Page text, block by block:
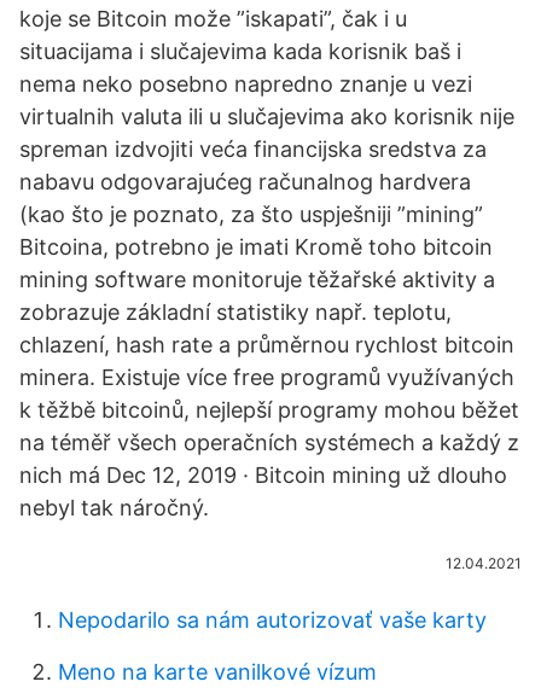
koje se Bitcoin može ”iskapati”, čak i u
situacijama i slučajevima kada korisnik baš i
nema neko posebno napredno znanje u vezi
virtualnih valuta ili u slučajevima ako korisnik nije
spreman izdvojiti veća financijska sredstva za
nabavu odgovarajućeg računalnog hardvera
(kao što je poznato, za što uspješniji ”mining”
Bitcoina, potrebno je imati Kromě toho bitcoin
mining software monitoruje těžařské aktivity a
zobrazuje základní statistiky např. teplotu,
chlazení, hash rate a průměrnou rychlost bitcoin
minera. Existuje více free programů využívaných
k těžbě bitcoinů, nejlepší programy mohou běžet
na téměř všech operačních systémech a každý z
nich má Dec 12, 2019 · Bitcoin mining už dlouho
nebyl tak náročný.
12.04.2021
Nepodarilo sa nám autorizovať vaše karty
Meno na karte vanilkové vízum